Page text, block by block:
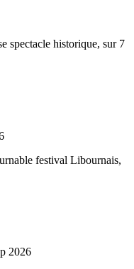
spectacle historique, sur 7
festival Libournais,
2026